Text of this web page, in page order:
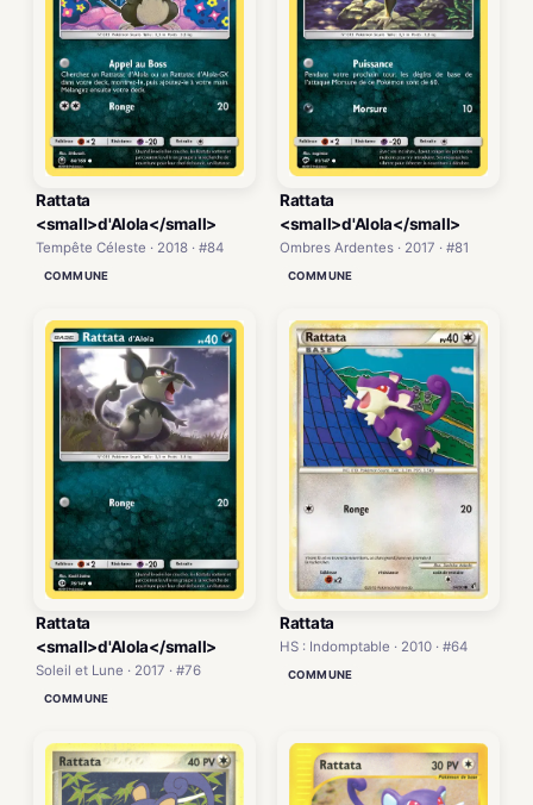
Rattata
<small>d'Alola</small>
Tempête Céleste · 2018 · #84
COMMUNE
Rattata
<small>d'Alola</small>
Ombres Ardentes · 2017 · #81
COMMUNE
Rattata
<small>d'Alola</small>
Soleil et Lune · 2017 · #76
COMMUNE
Rattata
HS : Indomptable · 2010 · #64
COMMUNE